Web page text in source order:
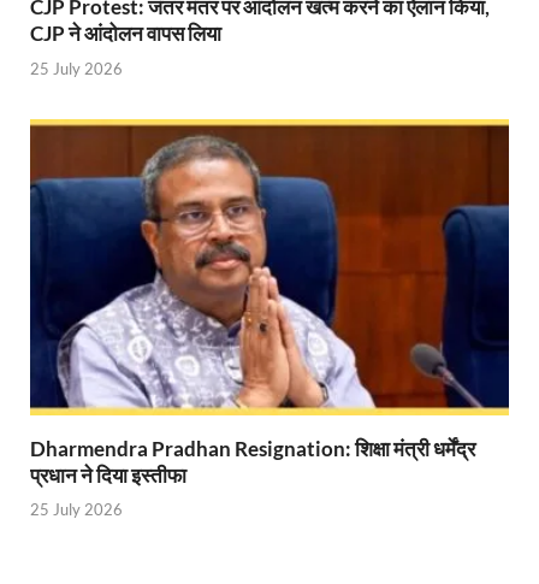
She Leads Bharat: अंतर्राष्ट्रीय महिला दिवस 2026 के
Chhattisgarh Budget 2026-27: बस्तर के विकास का
First Cabinet Meeting In Seva Tirth: भारत की
Gomati River: गोमती को स्वच्छ बनाने के लिए आज जुटेंगे
Railway Appointment Update: राजेश कुमार पांडे ने
Shri Krishna Jaman bhumi: श्रीकृष्ण जन्मभूमि के
आईएसबीटी-मसूरी डायवर्जन कॉरिडोर का स्थलीय निरीक्षण
India AI Impact Summit 2026: एमआईबी का पवेलियन
CJP Protest: जंतर मंतर पर आंदोलन खत्म करने का ऐलान किया,
CJP ने आंदोलन वापस लिया
25 July 2026
Dharmendra Pradhan Resignation: शिक्षा मंत्री धर्मेंद्र
प्रधान ने दिया इस्तीफा
25 July 2026